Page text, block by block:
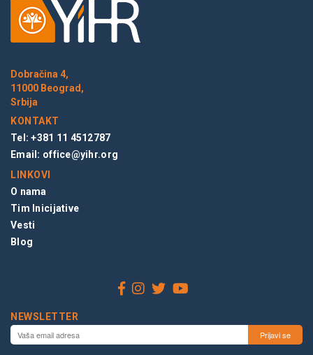
Dobračina 4,
11000 Beograd,
Srbija
KONTAKT
Tel: +381 11 4512787
Email: office@yihr.org
LINKOVI
O nama
Tim Inicijative
Vesti
Blog
NEWSLETTER